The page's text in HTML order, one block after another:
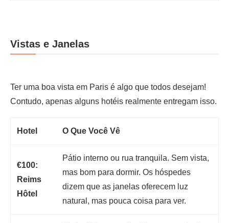
Vistas e Janelas
Ter uma boa vista em Paris é algo que todos desejam!
Contudo, apenas alguns hotéis realmente entregam isso.
Hotel O Que Você Vê
€100:
Reims
Hôtel
Pátio interno ou rua tranquila. Sem vista,
mas bom para dormir. Os hóspedes
dizem que as janelas oferecem luz
natural, mas pouca coisa para ver.